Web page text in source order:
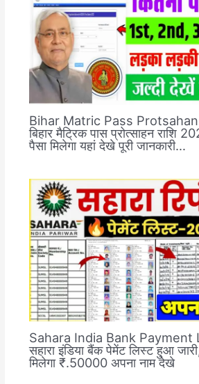
Bihar Matric Pass
बिहार मैट्रिक पास प्रोत्साहन राशि
पैसा मिलेगा यहां देखे पूरी जानकारी…
Sahara India Bank Payment
सहारा इंडिया बैंक पेमेंट लिस्ट हुआ
मिलेगा ₹.50000 अपना नाम देखे